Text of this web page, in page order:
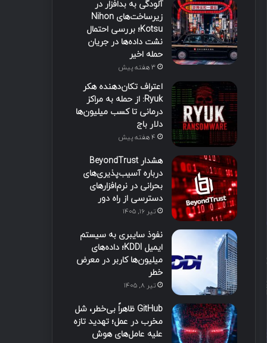
آلودگی به بدافزار در
زیرساخت‌های Nihon
Kotsu؛ بررسی احتمال
نشت داده‌ها در جریان
حمله اخیر
3 هفته پیش
اعتراف تکان‌دهنده هکر
Ryuk: از حمله به مراکز
درمانی تا کسب میلیون‌ها
دلار باج
4 هفته پیش
هشدار BeyondTrust
درباره آسیب‌پذیری‌های
بحرانی در نرم‌افزارهای
دسترسی از راه دور
تیر ۱۶, ۱۴۰۵
نفوذ سایبری به سیستم
ایمیل KDDI؛ داده‌های
میلیون‌ها کاربر در معرض
خطر
تیر ۸, ۱۴۰۵
GitHub ظاهراً بی‌خطر، شل
مخرب در عمل؛ تهدید تازه
علیه عامل‌های هوش